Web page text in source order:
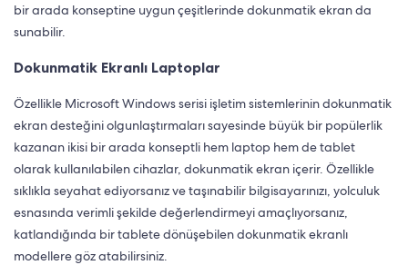
bir arada konseptine uygun çeşitlerinde dokunmatik ekran da
sunabilir.
Dokunmatik Ekranlı Laptoplar
Özellikle Microsoft Windows serisi işletim sistemlerinin dokunmatik
ekran desteğini olgunlaştırmaları sayesinde büyük bir popülerlik
kazanan ikisi bir arada konseptli hem laptop hem de tablet
olarak kullanılabilen cihazlar, dokunmatik ekran içerir. Özellikle
sıklıkla seyahat ediyorsanız ve taşınabilir bilgisayarınızı, yolculuk
esnasında verimli şekilde değerlendirmeyi amaçlıyorsanız,
katlandığında bir tablete dönüşebilen dokunmatik ekranlı
modellere göz atabilirsiniz.